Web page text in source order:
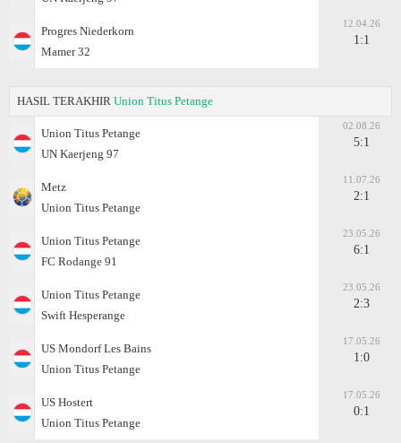
Progres Niederkorn
Mamer 32
12.04.26
1:1
HASIL TERAKHIR Union Titus Petange
Union Titus Petange
UN Kaerjeng 97
02.08.26
5:1
Metz
Union Titus Petange
11.07.26
2:1
Union Titus Petange
FC Rodange 91
23.05.26
6:1
Union Titus Petange
Swift Hesperange
23.05.26
2:3
US Mondorf Les Bains
Union Titus Petange
17.05.26
1:0
US Hostert
Union Titus Petange
17.05.26
0:1